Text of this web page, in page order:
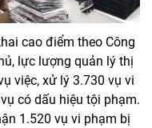
cao điểm theo Công
lực lượng quản lý thị
việc, xử lý 3.730 vụ vi
có dấu hiệu tội phạm.
1.520 vụ vi phạm bị